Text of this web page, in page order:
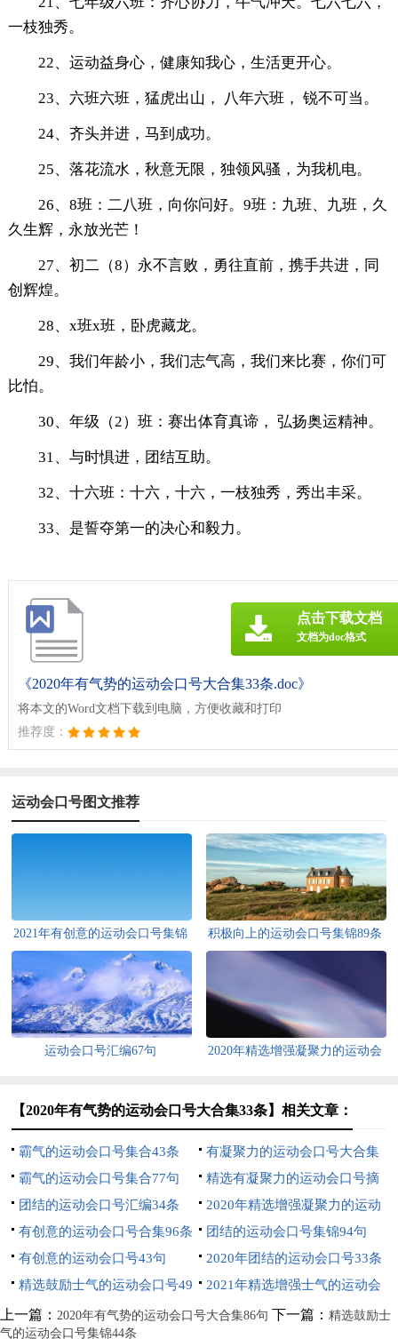
一枝独秀。
22、运动益身心，健康知我心，生活更开心。
23、六班六班，猛虎出山， 八年六班， 锐不可当。
24、齐头并进，马到成功。
25、落花流水，秋意无限，独领风骚，为我机电。
26、8班：二八班，向你问好。9班：九班、九班，久
久生辉，永放光芒！
27、初二（8）永不言败，勇往直前，携手共进，同
创辉煌。
28、x班x班，卧虎藏龙。
29、我们年龄小，我们志气高，我们来比赛，你们可
比怕。
30、年级（2）班：赛出体育真谛， 弘扬奥运精神。
31、与时惧进，团结互助。
32、十六班：十六，十六，一枝独秀，秀出丰采。
33、是誓夺第一的决心和毅力。
《2020年有气势的运动会口号大合集33条.doc》
将本文的Word文档下载到电脑，方便收藏和打印
推荐度：
点击下载文档
文档为doc格式
运动会口号图文推荐
2021年有创意的运动会口号集锦
34句
积极向上的运动会口号集锦89条
运动会口号汇编67句
2020年精选增强凝聚力的运动会
【2020年有气势的运动会口号大合集33条】相关文章：
霸气的运动会口号集合43条
有凝聚力的运动会口号大合集
34句
霸气的运动会口号集合77句
精选有凝聚力的运动会口号摘
录55条
团结的运动会口号汇编34条
2020年精选增强凝聚力的运动
会口号33句
有创意的运动会口号合集96条
团结的运动会口号集锦94句
有创意的运动会口号43句
2020年团结的运动会口号33条
精选鼓励士气的运动会口号49
句
2021年精选增强士气的运动会
口号锦集53条
上一篇： 2020年有气势的运动会口号大合集86句 下一篇： 精选鼓励士
气的运动会口号集锦44条